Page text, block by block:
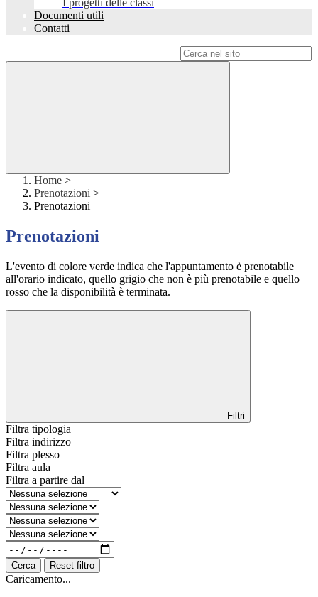
I progetti delle classi
Documenti utili
Contatti
Home >
Prenotazioni >
Prenotazioni
Prenotazioni
L'evento di colore verde indica che l'appuntamento è prenotabile
all'orario indicato, quello grigio che non è più prenotabile e quello
rosso che la disponibilità è terminata.
Filtri
Filtra tipologia
Filtra indirizzo
Filtra plesso
Filtra aula
Filtra a partire dal
Cerca Reset filtro
Caricamento...